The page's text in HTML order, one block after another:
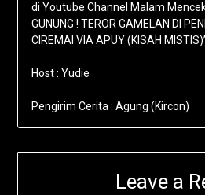
di Youtube Channel Malam
GUNUNG ! TEROR GAMELAN DI
CIREMAI VIA APUY (KISAH
Host : Yudie
Pengirim Cerita : Agung (Kircon)
Leave a